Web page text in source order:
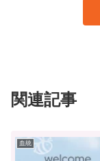
関連記事
血統